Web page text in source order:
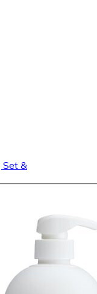
Set &